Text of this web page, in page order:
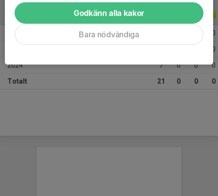
ALLA SERIER ALLA ÅR
0
0
2024 7 0 0 0
Totalt 21 0 0 0
Godkänn alla kakor
Bara nödvändiga